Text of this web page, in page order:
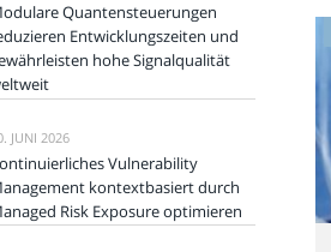
Quantensteuerungen
Entwicklungszeiten und
hohe Signalqualität
JUNI 2026
Vulnerability
kontextbasiert durch
Risk Exposure optimieren